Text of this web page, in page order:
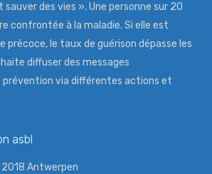
des vies ». Une personne sur 20
confrontée à la maladie. Si elle est
précoce, le taux de guérison dépasse les
diffuser des messages
prévention via différentes actions et
asbl
Antwerpen